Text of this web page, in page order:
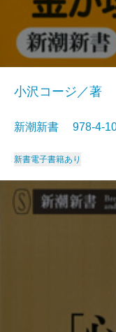
小沢コージ／著
新潮新書 978-4-
新書電子書籍あり